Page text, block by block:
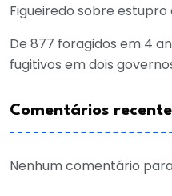
Figueiredo sobre estupro
De 877 foragidos em 4
fugitivos em dois
Comentários
Nenhum comentário